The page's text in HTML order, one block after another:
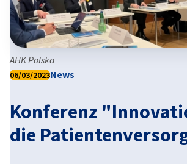
German
Konferenz
die
06/03/2023News
AHK Polska